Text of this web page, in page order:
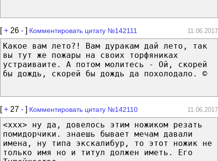
[+ 26 - ] Комментировать цитату №142111 11.06.2017
Какое вам лето?! Вам дуракам дай лето, так
вы тут же пожары на своих торфяниках
устраиваите. А потом молитесь - Ой, скорей
бы дождь, скорей бы дождь да похолодало. ©
[+ 27 - ] Комментировать цитату №142110 11.06.2017
<xxx> ну да, довелось этим ножиком резать
помидорчики. знаешь бывает мечам давали
имена, ну типа экскалибур, то этот ножик не
только имя но и титул должен иметь. Его